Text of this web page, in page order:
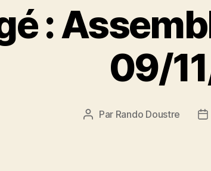
:
09/
Auteur
Par Rando Doustre